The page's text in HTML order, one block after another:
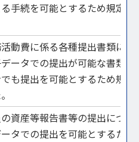
手続を可能とするため規定を
動費に係る各種提出書類につ
ータでの提出が可能な書類は
も提出を可能とするため規定
資産等報告書等の提出につい
タでの提出を可能とするため